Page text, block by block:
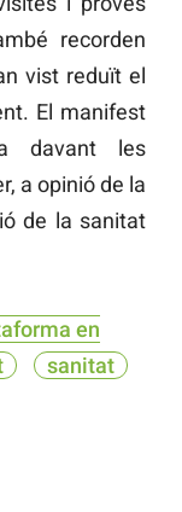
recorden
vist reduït el
El manifest
davant les
a opinió de la
de la sanitat
en
sanitat